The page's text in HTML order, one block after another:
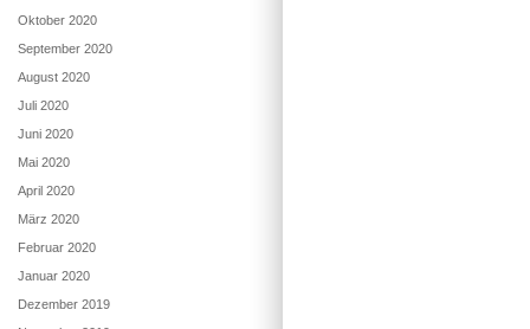
Oktober 2020
September 2020
August 2020
Juli 2020
Juni 2020
Mai 2020
April 2020
März 2020
Februar 2020
Januar 2020
Dezember 2019